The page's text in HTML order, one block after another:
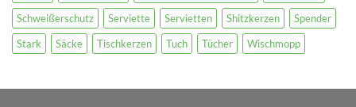
Schweißerschutz
Serviette Servietten Shitzkerzen
Spender
Stark
Säcke Tischkerzen Tuch Tücher Wischmopp